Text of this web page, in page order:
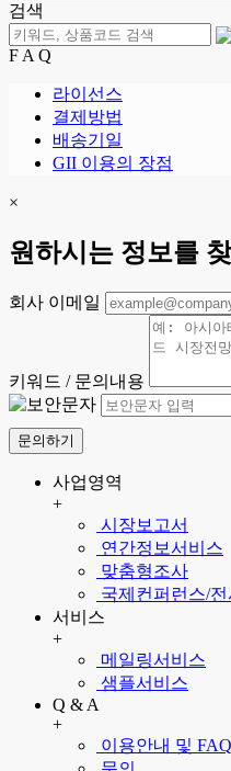
검색
F A Q
라이선스
결제방법
배송기일
GII 이용의 장점
×
원하시는 정보를
회사 이메일
키워드 / 문의내용
문의하기
사업영역
+
시장보고서
연간정보서비스
맞춤형조사
국제컨퍼런스/전
서비스
+
메일링서비스
샘플서비스
Q & A
+
이용안내 및 FAQ